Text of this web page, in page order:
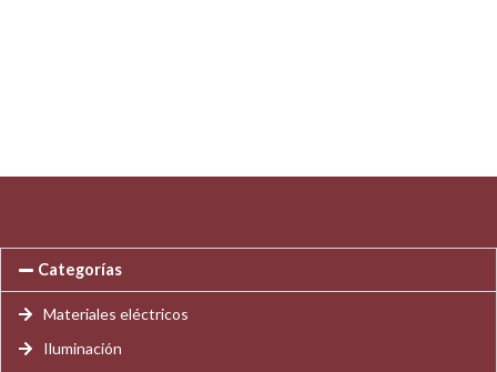
Categorías
Materiales eléctricos
Iluminación